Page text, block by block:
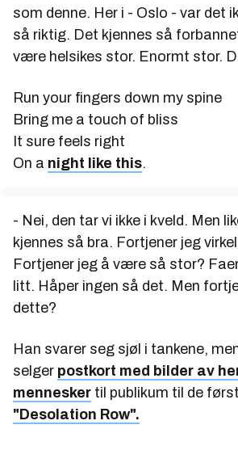
som denne. Her i - Oslo - var det
så riktig. Det kjennes så
være helsikes stor. Enormt stor.
Run your fingers down my spine
Bring me a touch of bliss
It sure feels right
On a night like this.
- Nei, den tar vi ikke i kveld. Men
kjennes så bra. Fortjener jeg
Fortjener jeg å være så stor?
litt. Håper ingen så det. Men
dette?
Han svarer seg sjøl i tankene,
selger postkort med bilder av
mennesker til publikum til de
"Desolation Row".